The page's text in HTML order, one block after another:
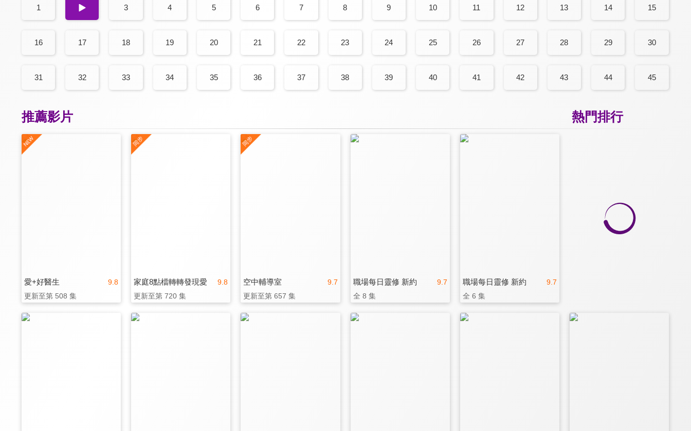
1 2 3 4 5 6 7 8 9 10 11 12 13 14 15
16 17 18 19 20 21 22 23 24 25 26 27 28 29 30
31 32 33 34 35 36 37 38 39 40 41 42 43 44 45
熱門排行
推薦影片
9.8
愛+好醫生
更新至第 508 集
9.8
家庭8點檔轉轉發現愛
更新至第 720 集
9.7
空中輔導室
更新至第 657 集
9.7
職場每日靈修 新約
全 8 集
9.7
職場每日靈修 新約
全 6 集